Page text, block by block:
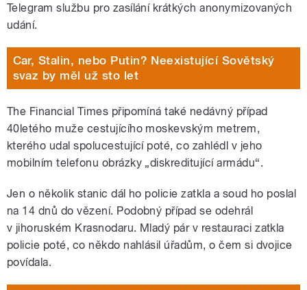
Telegram službu pro zasílání krátkých anonymizovaných
udání.
Car, Stalin, nebo Putin? Neexistující Sovětský
svaz by měl už sto let
The Financial Times připomíná také nedávný případ
40letého muže cestujícího moskevským metrem,
kterého udal spolucestující poté, co zahlédl v jeho
mobilním telefonu obrázky „diskreditující armádu“.
Jen o několik stanic dál ho policie zatkla a soud ho poslal
na 14 dnů do vězení. Podobný případ se odehrál
v jihoruském Krasnodaru. Mladý pár v restauraci zatkla
policie poté, co někdo nahlásil úřadům, o čem si dvojice
povídala.